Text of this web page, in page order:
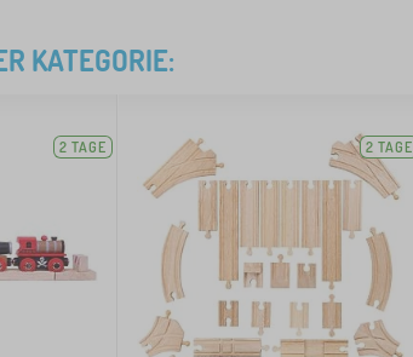
KATEGORIE:
2 TAGE 2 TAGE